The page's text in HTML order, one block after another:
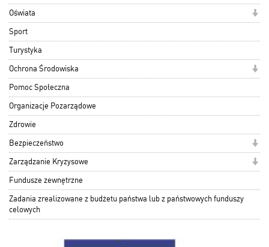
Oświata
Sport
Turystyka
Ochrona Środowiska
Pomoc Społeczna
Organizacje Pozarządowe
Zdrowie
Bezpieczeństwo
Zarządzanie Kryzysowe
Fundusze zewnętrzne
Zadania zrealizowane z budżetu państwa lub z państwowych funduszy
celowych